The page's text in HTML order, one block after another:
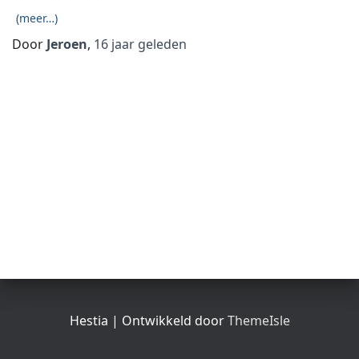
(meer…)
Door Jeroen, 16 jaar geleden
Hestia | Ontwikkeld doorThemeIsle